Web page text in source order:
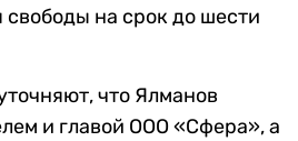
на срок до шести
что Ялманов
и главой ООО «Сфера», а